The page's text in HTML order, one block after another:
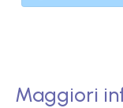
Maggiori